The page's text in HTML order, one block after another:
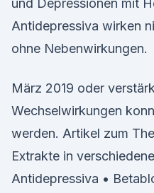
und Depressionen mit
Antidepressiva wirken
ohne Nebenwirkungen.
März 2019 oder
Wechselwirkungen
werden. Artikel zum
Extrakte in
Antidepressiva •